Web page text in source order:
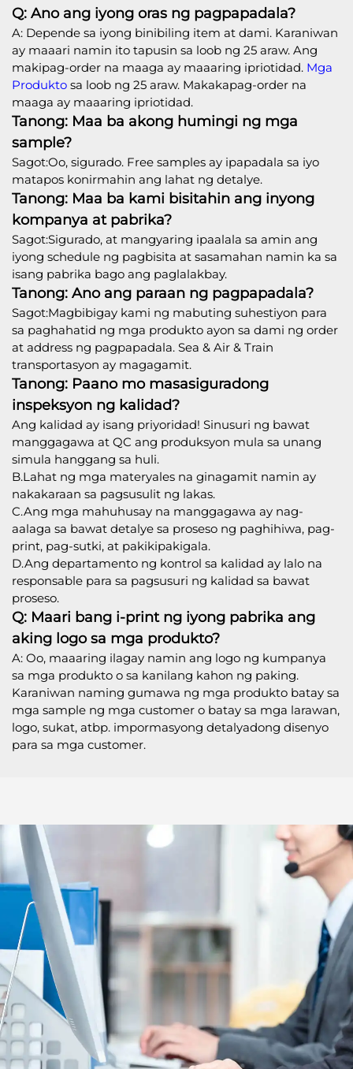
Q: Ano ang iyong oras ng pagpapadala?
A: Depende sa iyong binibiling item at dami. Karaniwan
ay maaari namin ito tapusin sa loob ng 25 araw. Ang
makipag-order na maaga ay maaaring ipriotidad. Mga
Produkto sa loob ng 25 araw. Makakapag-order na
maaga ay maaaring ipriotidad.
Tanong: Maa ba akong humingi ng mga
sample?
Sagot:Oo, sigurado. Free samples ay ipapadala sa iyo
matapos konirmahin ang lahat ng detalye.
Tanong: Maa ba kami bisitahin ang inyong
kompanya at pabrika?
Sagot:Sigurado, at mangyaring ipaalala sa amin ang
iyong schedule ng pagbisita at sasamahan namin ka sa
isang pabrika bago ang paglalakbay.
Tanong: Ano ang paraan ng pagpapadala?
Sagot:Magbibigay kami ng mabuting suhestiyon para
sa paghahatid ng mga produkto ayon sa dami ng order
at address ng pagpapadala. Sea & Air & Train
transportasyon ay magagamit.
Tanong: Paano mo masasiguradong
inspeksyon ng kalidad?
Ang kalidad ay isang priyoridad! Sinusuri ng bawat
manggagawa at QC ang produksyon mula sa unang
simula hanggang sa huli.
B.Lahat ng mga materyales na ginagamit namin ay
nakakaraan sa pagsusulit ng lakas.
C.Ang mga mahuhusay na manggagawa ay nag-
aalaga sa bawat detalye sa proseso ng paghihiwa, pag-
print, pag-sutki, at pakikipakigala.
D.Ang departamento ng kontrol sa kalidad ay lalo na
responsable para sa pagsusuri ng kalidad sa bawat
proseso.
Q: Maari bang i-print ng iyong pabrika ang
aking logo sa mga produkto?
A: Oo, maaaring ilagay namin ang logo ng kumpanya
sa mga produkto o sa kanilang kahon ng paking.
Karaniwan naming gumawa ng mga produkto batay sa
mga sample ng mga customer o batay sa mga larawan,
logo, sukat, atbp. impormasyong detalyadong disenyo
para sa mga customer.